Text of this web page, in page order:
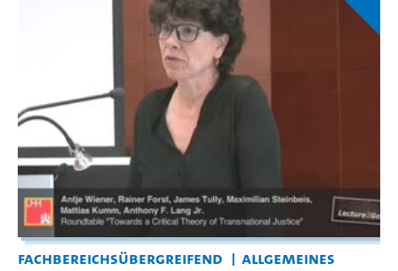
Fachbereichsübergreifend
Allgemeines